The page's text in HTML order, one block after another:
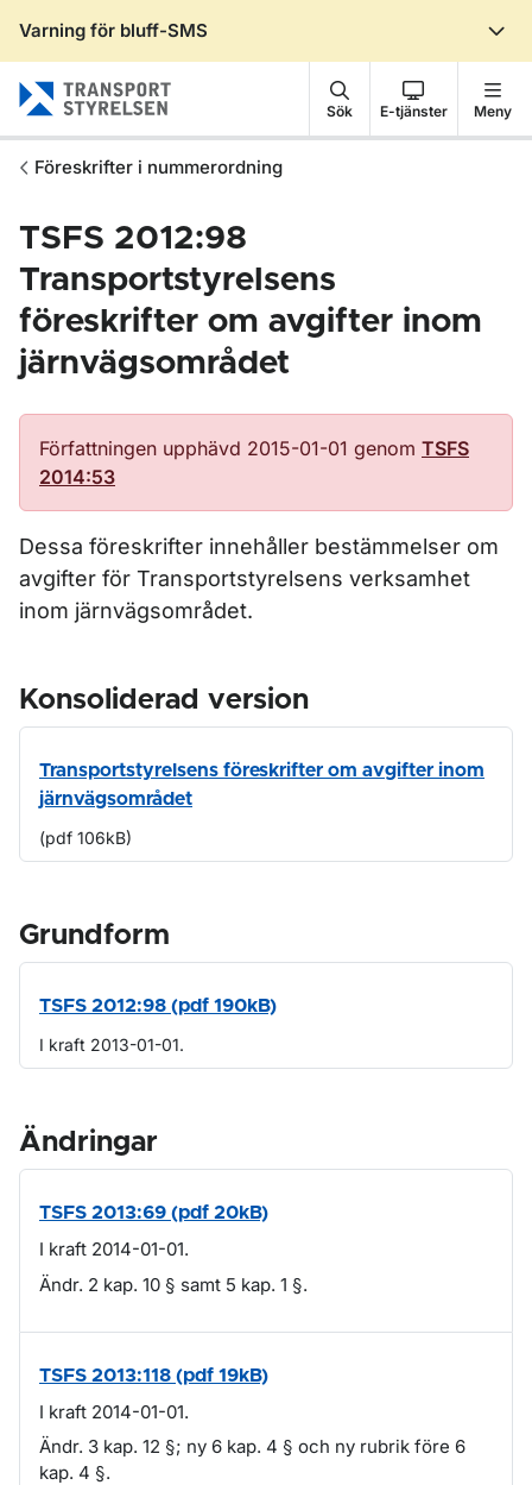
Varning för bluff-SMS
Sök E-tjänster Meny
Föreskrifter i nummerordning
TSFS 2012:98
Transportstyrelsens
föreskrifter om avgifter inom
järnvägsområdet
Författningen upphävd 2015-01-01 genom TSFS
2014:53
Dessa föreskrifter innehåller bestämmelser om
avgifter för Transportstyrelsens verksamhet
inom järnvägsområdet.
Konsoliderad version
Transportstyrelsens föreskrifter om avgifter inom
järnvägsområdet
(pdf 106kB)
Grundform
TSFS 2012:98 (pdf 190kB)
I kraft 2013-01-01.
Ändringar
TSFS 2013:69 (pdf 20kB)
I kraft 2014-01-01.
Ändr. 2 kap. 10 § samt 5 kap. 1 §.
TSFS 2013:118 (pdf 19kB)
I kraft 2014-01-01.
Ändr. 3 kap. 12 §; ny 6 kap. 4 § och ny rubrik före 6
kap. 4 §.